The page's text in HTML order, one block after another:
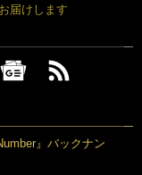
届けします
』バックナン